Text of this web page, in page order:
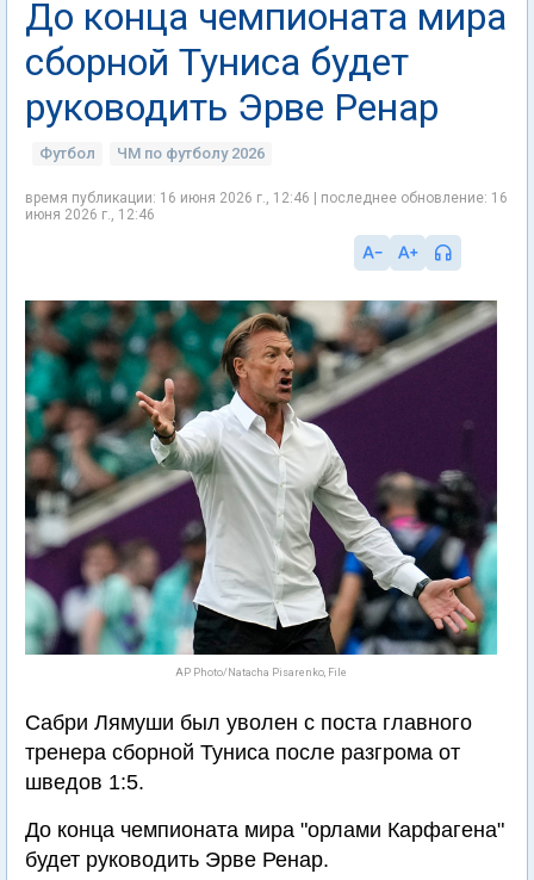
До конца чемпионата мира
сборной Туниса будет
руководить Эрве Ренар
Футбол ЧМ по футболу 2026
время публикации: 16 июня 2026 г., 12:46 | последнее обновление: 16
июня 2026 г., 12:46
AP Photo/Natacha Pisarenko, File
Сабри Лямуши был уволен с поста главного
тренера сборной Туниса после разгрома от
шведов 1:5.
До конца чемпионата мира "орлами Карфагена"
будет руководить Эрве Ренар.